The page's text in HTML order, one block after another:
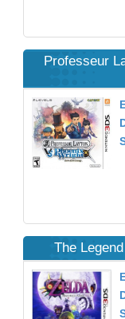
Professeur
The